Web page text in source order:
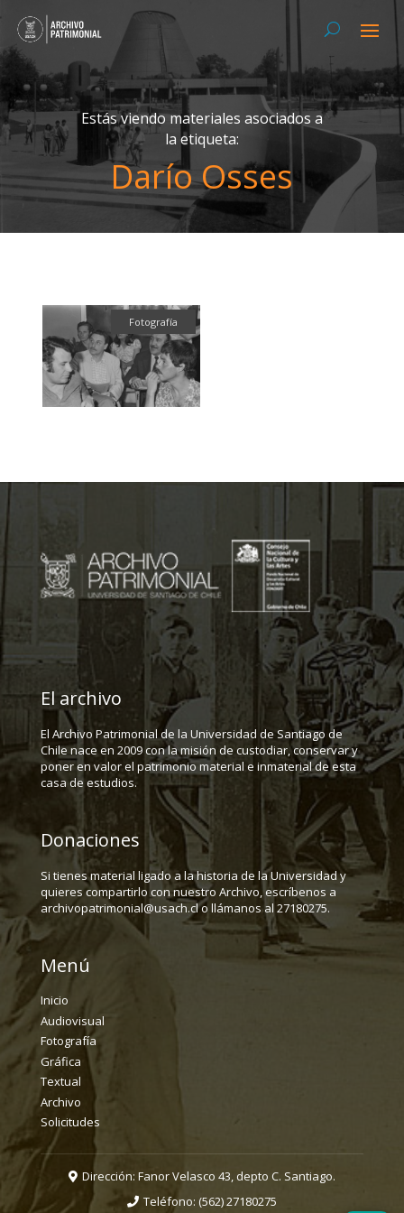
Estás viendo materiales asociados a
la etiqueta:
Darío Osses
Fotografía
El archivo
El Archivo Patrimonial de la Universidad de Santiago de
Chile nace en 2009 con la misión de custodiar, conservar y
poner en valor el patrimonio material e inmaterial de esta
casa de estudios.
Donaciones
Si tienes material ligado a la historia de la Universidad y
quieres compartirlo con nuestro Archivo, escríbenos a
archivopatrimonial@usach.cl o llámanos al 27180275.
Menú
Inicio
Audiovisual
Fotografía
Gráfica
Textual
Archivo
Solicitudes
Dirección: Fanor Velasco 43, depto C. Santiago.
Teléfono: (562) 27180275